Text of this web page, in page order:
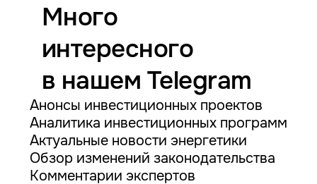
Много
интересного
в нашем Telegram
Анонсы инвестиционных проектов
Аналитика инвестиционных программ
Актуальные новости энергетики
Обзор изменений законодательства
Комментарии экспертов